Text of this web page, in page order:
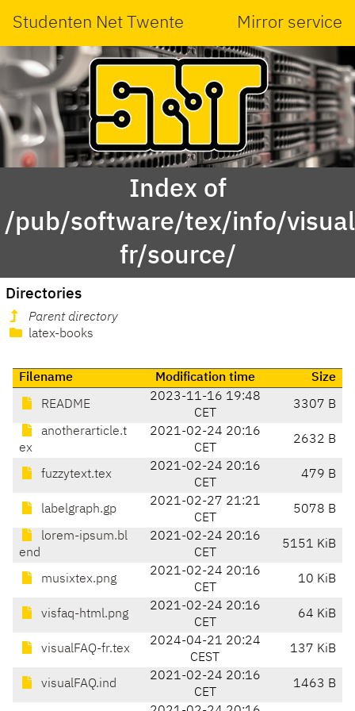
Studenten Net Twente Mirror service
Index of
/pub/software/tex/info/
fr/source/
Directories
Parent directory
latex-books
Filename Modification time Size
README
2023-11-16 19:48
CET
3307 B
anotherarticle.t
ex
2021-02-24 20:16
CET
2632 B
fuzzytext.tex
2021-02-24 20:16
CET
479 B
labelgraph.gp
2021-02-27 21:21
CET
5078 B
lorem-ipsum.bl
end
2021-02-24 20:16
CET
5151 KiB
musixtex.png
2021-02-24 20:16
CET
10 KiB
visfaq-html.png
2021-02-24 20:16
CET
64 KiB
visualFAQ-fr.tex
2024-04-21 20:24
CEST
137 KiB
visualFAQ.ind
2021-02-24 20:16
CET
1463 B